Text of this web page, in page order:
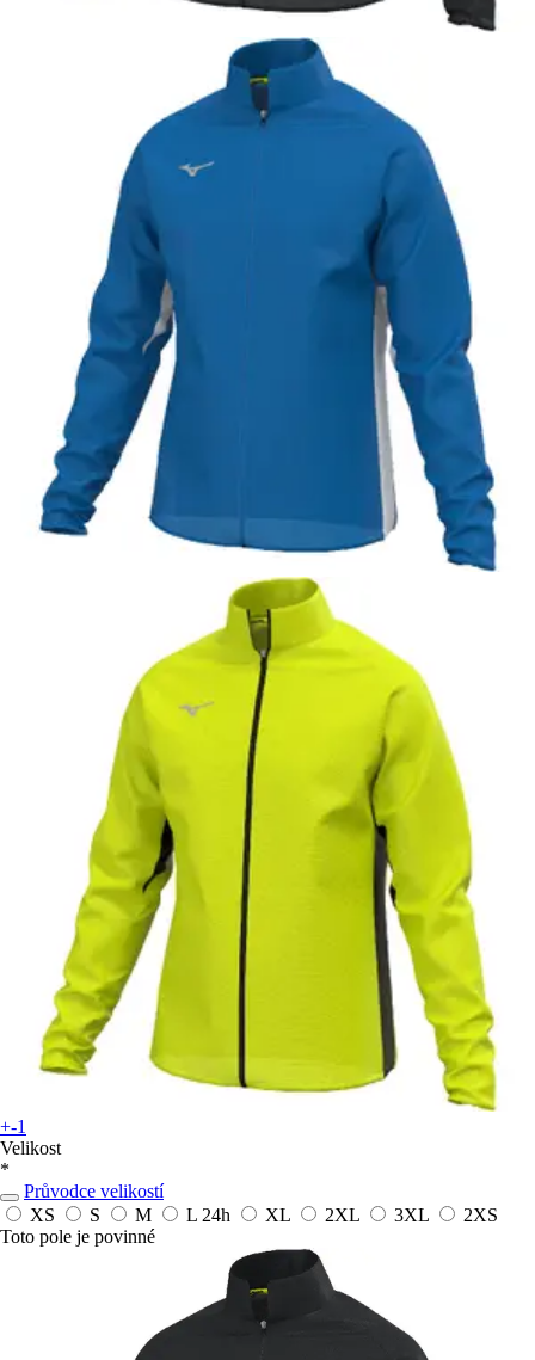
+-1
Velikost
*
Průvodce velikostí
XS
S M L 24h XL 2XL 3XL
2XS
Toto pole je povinné